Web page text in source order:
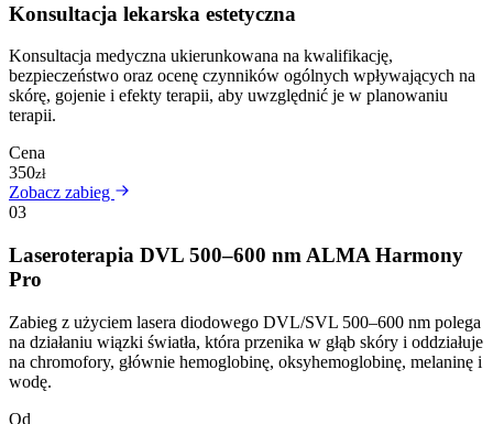
Konsultacja lekarska estetyczna
Konsultacja medyczna ukierunkowana na kwalifikację,
bezpieczeństwo oraz ocenę czynników ogólnych wpływających na
skórę, gojenie i efekty terapii, aby uwzględnić je w planowaniu
terapii.
Cena
350zł
Zobacz zabieg
03
Laseroterapia DVL 500–600 nm ALMA Harmony
Pro
Zabieg z użyciem lasera diodowego DVL/SVL 500–600 nm polega
na działaniu wiązki światła, która przenika w głąb skóry i oddziałuje
na chromofory, głównie hemoglobinę, oksyhemoglobinę, melaninę i
wodę.
Od